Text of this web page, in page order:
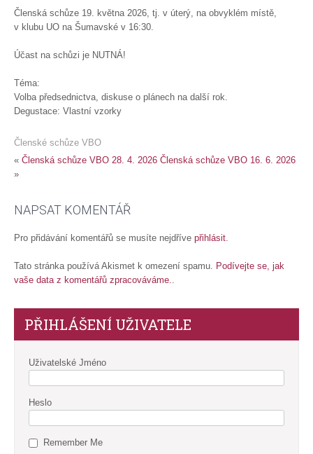
Členská schůze 19. května 2026, tj. v úterý, na obvyklém místě,
v klubu UO na Šumavské v 16:30.
Účast na schůzi je NUTNÁ!
Téma:
Volba předsednictva, diskuse o plánech na další rok.
Degustace: Vlastní vzorky
Členské schůze VBO
« Členská schůze VBO 28. 4. 2026 Členská schůze VBO 16. 6. 2026
»
NAPSAT KOMENTÁŘ
Pro přidávání komentářů se musíte nejdříve přihlásit.
Tato stránka používá Akismet k omezení spamu. Podívejte se, jak
vaše data z komentářů zpracováváme..
PŘIHLÁŠENÍ UŽIVATELE
Uživatelské Jméno
Heslo
Remember Me